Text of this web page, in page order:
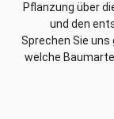
Pflanzung über
und den
Sprechen Sie
welche